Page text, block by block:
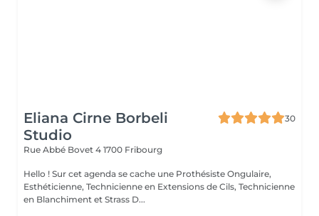
Eliana Cirne Borbeli
Studio
30
Rue Abbé Bovet 4 1700 Fribourg
Hello ! Sur cet agenda se cache une Prothésiste Ongulaire,
Esthéticienne, Technicienne en Extensions de Cils, Technicienne
en Blanchiment et Strass D...